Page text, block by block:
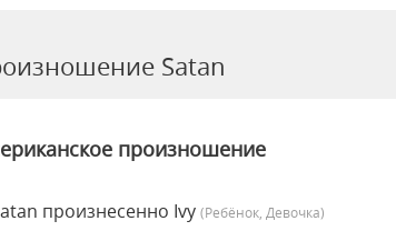
Satan
произношение
произнесенно Ivy (Ребёнок, Девочка)